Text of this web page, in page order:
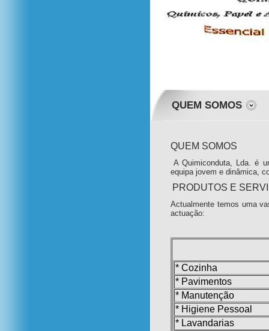
QUEM SOMOS
QUEM SOMOS
A Quimiconduta, Lda. é
equipa jovem e dinâmica,
PRODUTOS E
Actualmente temos uma
actuação:
* Cozinha
* Pavimentos
* Manutenção
* Higiene Pessoal
* Lavandarias